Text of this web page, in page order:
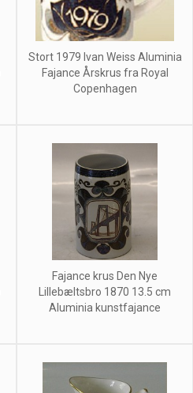
Stort 1979 Ivan Weiss Aluminia
Fajance Årskrus fra Royal
Copenhagen
Fajance krus Den Nye
Lillebæltsbro 1870 13.5 cm
Aluminia kunstfajance